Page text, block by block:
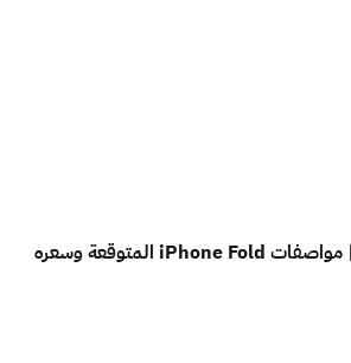
الآيفون القابل للطي | مواصفات iPhone Fold المتوقعة وسعره